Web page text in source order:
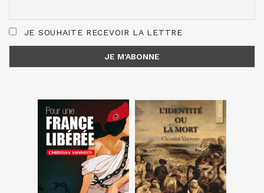
JE SOUHAITE RECEVOIR LA LETTRE